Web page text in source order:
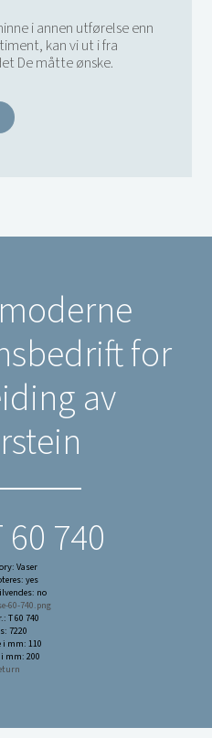
i annen utførelse enn
kan vi ut i fra
De måtte ønske.
for
av
60 740
Vaser
yes
no
60-740.png
T 60 740
7220
i mm: 110
mm: 200